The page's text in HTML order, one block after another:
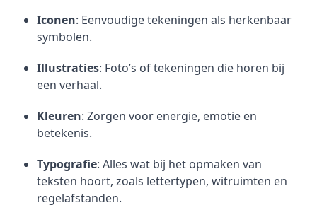
Iconen: Eenvoudige tekeningen als herkenbaar
symbolen.
Illustraties: Foto’s of tekeningen die horen bij
een verhaal.
Kleuren: Zorgen voor energie, emotie en
betekenis.
Typografie: Alles wat bij het opmaken van
teksten hoort, zoals lettertypen, witruimten en
regelafstanden.